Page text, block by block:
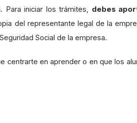
iniciar los trámites, debes
del representante legal de la
Social de la empresa.
centrarte en aprender o en que los